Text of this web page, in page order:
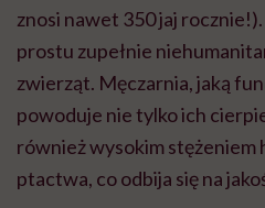
znosi nawet 350 jaj
prostu zupełnie
zwierząt. Męczarnia, jaką
powoduje nie tylko ich
również wysokim stężeniem
ptactwa, co odbija się na